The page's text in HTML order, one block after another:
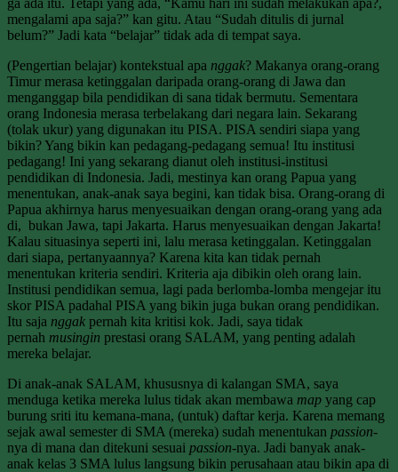
mengalami apa saja?” kan gitu. Atau “Sudah ditulis di jurnal
belum?” Jadi kata “belajar” tidak ada di tempat saya.
(Pengertian belajar) kontekstual apa nggak? Makanya orang-orang
Timur merasa ketinggalan daripada orang-orang di Jawa dan
menganggap bila pendidikan di sana tidak bermutu. Sementara
orang Indonesia merasa terbelakang dari negara lain. Sekarang
(tolak ukur) yang digunakan itu PISA. PISA sendiri siapa yang
bikin? Yang bikin kan pedagang-pedagang semua! Itu institusi
pedagang! Ini yang sekarang dianut oleh institusi-institusi
pendidikan di Indonesia. Jadi, mestinya kan orang Papua yang
menentukan, anak-anak saya begini, kan tidak bisa. Orang-orang di
Papua akhirnya harus menyesuaikan dengan orang-orang yang ada
di, bukan Jawa, tapi Jakarta. Harus menyesuaikan dengan Jakarta!
Kalau situasinya seperti ini, lalu merasa ketinggalan. Ketinggalan
dari siapa, pertanyaannya? Karena kita kan tidak pernah
menentukan kriteria sendiri. Kriteria aja dibikin oleh orang lain.
Institusi pendidikan semua, lagi pada berlomba-lomba mengejar itu
skor PISA padahal PISA yang bikin juga bukan orang pendidikan.
Itu saja nggak pernah kita kritisi kok. Jadi, saya tidak
pernah musingin prestasi orang SALAM, yang penting adalah
mereka belajar.
Di anak-anak SALAM, khususnya di kalangan SMA, saya
menduga ketika mereka lulus tidak akan membawa map yang cap
burung sriti itu kemana-mana, (untuk) daftar kerja. Karena memang
sejak awal semester di SMA (mereka) sudah menentukan passion-
nya di mana dan ditekuni sesuai passion-nya. Jadi banyak anak-
anak kelas 3 SMA lulus langsung bikin perusahaan atau bikin apa di